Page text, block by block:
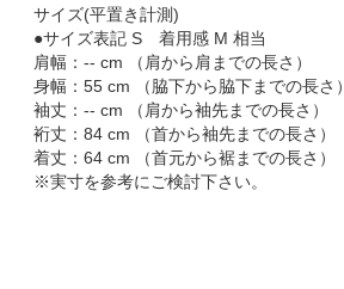
サイズ(平置き計測)
●サイズ表記 S 着用感 M 相当
肩幅：-- cm （肩から肩までの長さ）
身幅：55 cm （脇下から脇下までの長さ）
袖丈：-- cm （肩から袖先までの長さ）
裄丈：84 cm （首から袖先までの長さ）
着丈：64 cm （首元から裾までの長さ）
※実寸を参考にご検討下さい。